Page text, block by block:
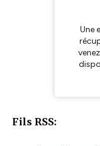
Fils RSS: